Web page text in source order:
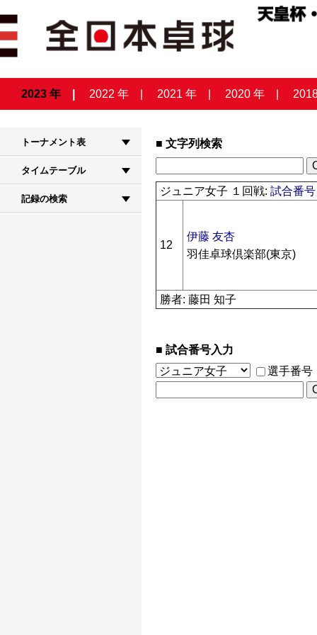
2023 年 2022 年 2021 年 2020 年
トーナメント表
タイムテーブル
記録の検索
文字列検索
ジュニア女子 １回戦:試合番
12
伊藤 友杏
羽佳卓球倶楽部(東京)
勝者: 藤田 知子
試合番号入力
選手番号